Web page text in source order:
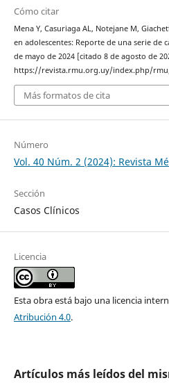
Cómo citar
Mena Y, Casuriaga AL, Notejane M,
en adolescentes: Reporte de una serie de
de mayo de 2024 [citado 8 de agosto de
https://revista.rmu.org.uy/index.php/
Más formatos de cita
Número
Vol. 40 Núm. 2 (2024): Revista
Sección
Casos Clínicos
Licencia
Esta obra está bajo una licencia
Atribución 4.0.
Artículos más leídos del